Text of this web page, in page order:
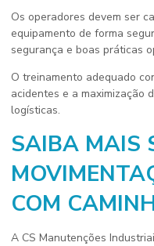
Os operadores devem ser
equipamento de forma
segurança e boas práticas
O treinamento adequado
acidentes e a maximização
logísticas.
SAIBA MAIS
COM
A CS Manutenções